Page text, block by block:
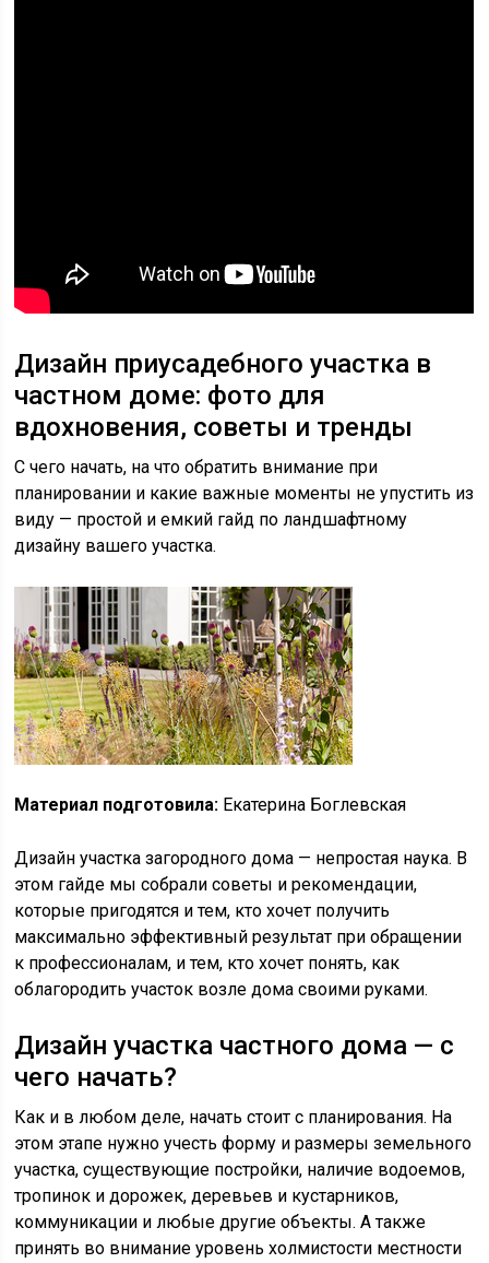
Дизайн приусадебного участка в
частном доме: фото для
вдохновения, советы и тренды
С чего начать, на что обратить внимание при
планировании и какие важные моменты не упустить из
виду — простой и емкий гайд по ландшафтному
дизайну вашего участка.
Материал подготовила: Екатерина Боглевская
Дизайн участка загородного дома — непростая наука. В
этом гайде мы собрали советы и рекомендации,
которые пригодятся и тем, кто хочет получить
максимально эффективный результат при обращении
к профессионалам, и тем, кто хочет понять, как
облагородить участок возле дома своими руками.
Дизайн участка частного дома — с
чего начать?
Как и в любом деле, начать стоит с планирования. На
этом этапе нужно учесть форму и размеры земельного
участка, существующие постройки, наличие водоемов,
тропинок и дорожек, деревьев и кустарников,
коммуникации и любые другие объекты. А также
принять во внимание уровень холмистости местности